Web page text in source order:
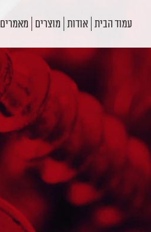
עמוד הבית אודות מוצרים מאמרים